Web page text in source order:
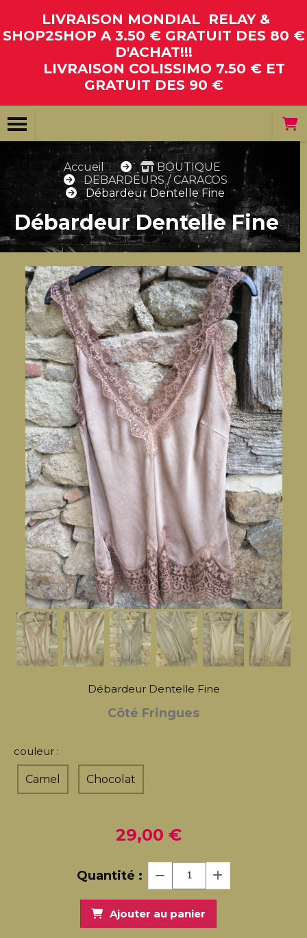
LIVRAISON MONDIAL RELAY &
SHOP2SHOP A 3.50 € GRATUIT DES 80 €
D'ACHAT!!!
LIVRAISON COLISSIMO 7.50 € ET
GRATUIT DES 90 €
Accueil
BOUTIQUE
DEBARDEURS / CARACOS
Débardeur Dentelle Fine
Débardeur Dentelle Fine
Débardeur Dentelle Fine
Côté Fringues
couleur :
Camel Chocolat
29,00 €
Quantité :
Ajouter au panier